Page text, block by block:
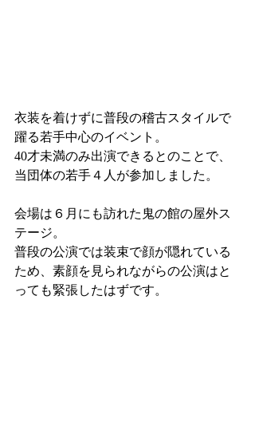
衣装を着けずに普段の稽古スタイルで
躍る若手中心のイベント。
40才未満のみ出演できるとのことで、
当団体の若手４人が参加しました。
会場は６月にも訪れた鬼の館の屋外ス
テージ。
普段の公演では装束で顔が隠れている
ため、素顔を見られながらの公演はと
っても緊張したはずです。